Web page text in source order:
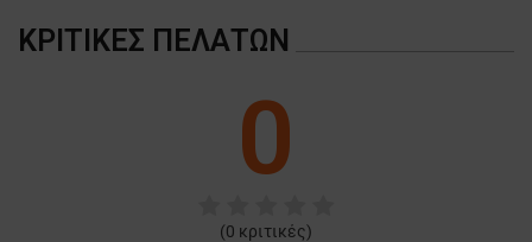
ΚΡΙΤΙΚΈΣ ΠΕΛΑΤΏΝ
0
(0 κριτικές)